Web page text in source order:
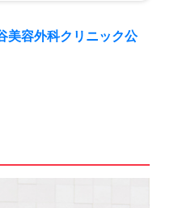
美容外科クリニック公